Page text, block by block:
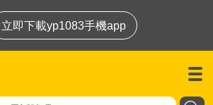
立即下載yp1083手機app